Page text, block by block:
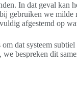
In dat geval kan
gebruiken we
afgestemd op
dat systeem
bespreken dit